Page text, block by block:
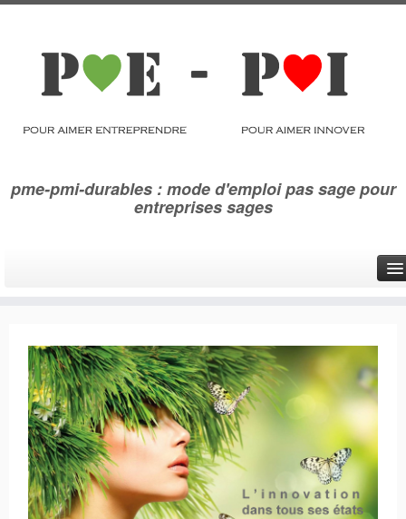
pme-pmi-durables : mode d'emploi pas sage pour
entreprises sages
Eco innover
Photoglyphes
Sac de Mary Popin’s